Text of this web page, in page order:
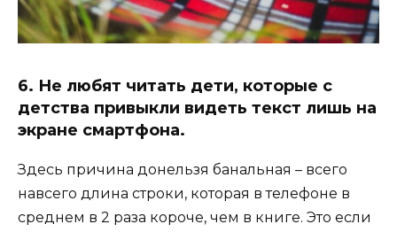
6. Не любят читать дети, которые с
детства привыкли видеть текст лишь на
экране смартфона.
Здесь причина донельзя банальная – всего
навсего длина строки, которая в телефоне в
среднем в 2 раза короче, чем в книге. Это если